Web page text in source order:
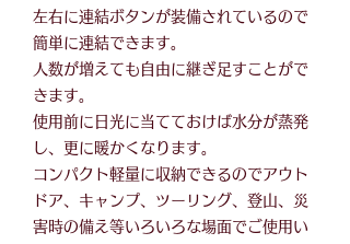
左右に連結ボタンが装備されているので
簡単に連結できます。
人数が増えても自由に継ぎ足すことがで
きます。
使用前に日光に当てておけば水分が蒸発
し、更に暖かくなります。
コンパクト軽量に収納できるのでアウト
ドア、キャンプ、ツーリング、登山、災
害時の備え等いろいろな場面でご使用い